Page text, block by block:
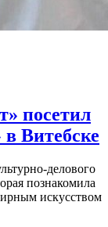
посетил
Витебске
делового
познакомила
искусством